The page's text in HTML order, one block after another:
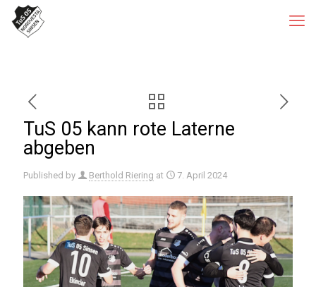
TuS 05 kann rote Laterne
abgeben
Published by Berthold Riering at 7. April 2024